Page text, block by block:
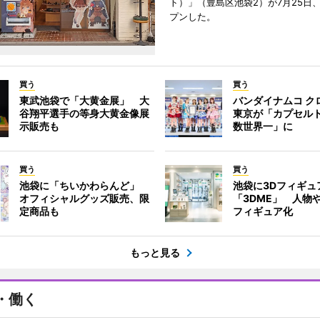
プンした。
買う
東武池袋で「大黄金展」 大
谷翔平選手の等身大黄金像展
示販売も
買う
バンダイナムコ ク
東京が「カプセル
数世界一」に
買う
池袋に「ちいかわらんど」
オフィシャルグッズ販売、限
定商品も
買う
池袋に3Dフィギュ
「3DME」 人物
フィギュア化
もっと見る
働く